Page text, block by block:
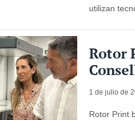
utilizan
Rotor
1 de julio de
Rotor Print